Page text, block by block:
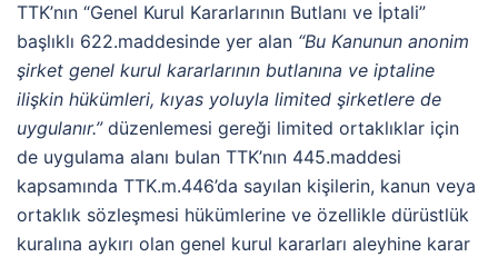
TTK’nın “Genel Kurul Kararlarının Butlanı ve İptali”
başlıklı 622.maddesinde yer alan “Bu Kanunun anonim
şirket genel kurul kararlarının butlanına ve iptaline
ilişkin hükümleri, kıyas yoluyla limited şirketlere de
uygulanır.” düzenlemesi gereği limited ortaklıklar için
de uygulama alanı bulan TTK’nın 445.maddesi
kapsamında TTK.m.446’da sayılan kişilerin, kanun veya
ortaklık sözleşmesi hükümlerine ve özellikle dürüstlük
kuralına aykırı olan genel kurul kararları aleyhine karar